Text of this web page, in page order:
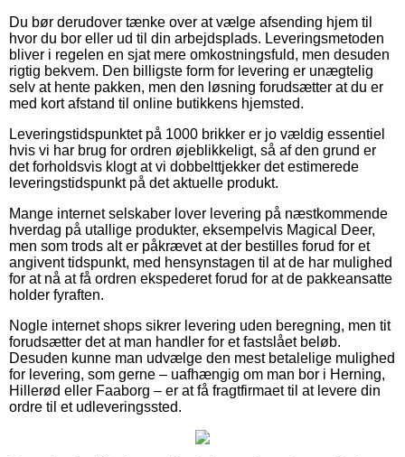
Du bør derudover tænke over at vælge afsending hjem til
hvor du bor eller ud til din arbejdsplads. Leveringsmetoden
bliver i regelen en sjat mere omkostningsfuld, men desuden
rigtig bekvem. Den billigste form for levering er unægtelig
selv at hente pakken, men den løsning forudsætter at du er
med kort afstand til online butikkens hjemsted.
Leveringstidspunktet på 1000 brikker er jo vældig essentiel
hvis vi har brug for ordren øjeblikkeligt, så af den grund er
det forholdsvis klogt at vi dobbelttjekker det estimerede
leveringstidspunkt på det aktuelle produkt.
Mange internet selskaber lover levering på næstkommende
hverdag på utallige produkter, eksempelvis Magical Deer,
men som trods alt er påkrævet at der bestilles forud for et
angivent tidspunkt, med hensynstagen til at de har mulighed
for at nå at få ordren ekspederet forud for at de pakkeansatte
holder fyraften.
Nogle internet shops sikrer levering uden beregning, men tit
forudsætter det at man handler for et fastslået beløb.
Desuden kunne man udvælge den mest betalelige mulighed
for levering, som gerne – uafhængig om man bor i Herning,
Hillerød eller Faaborg – er at få fragtfirmaet til at levere din
ordre til et udleveringssted.